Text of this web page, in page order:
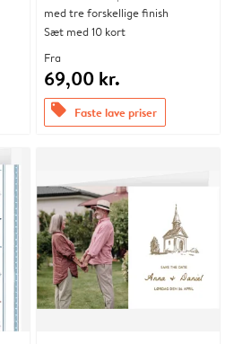
med tre forskellige finish
Sæt med 10 kort
Fra
69,00 kr.
offers Faste lave priser